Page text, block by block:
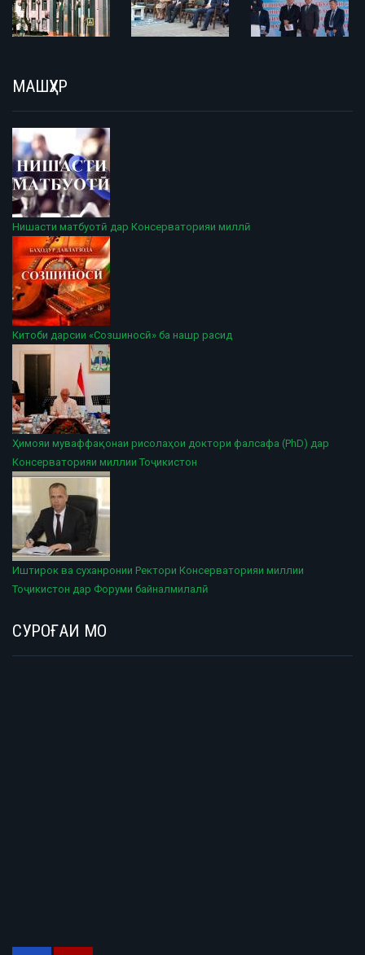
МАШҲУР
Нишасти матбуотӣ дар Консерваторияи миллӣ
Китоби дарсии «Созшиносӣ» ба нашр расид
Ҳимояи муваффақонаи рисолаҳои доктори фалсафа (PhD) дар
Консерваторияи миллии Тоҷикистон
Иштирок ва суханронии Ректори Консерваторияи миллии
Тоҷикистон дар Форуми байналмилалӣ
СУРОҒАИ МО